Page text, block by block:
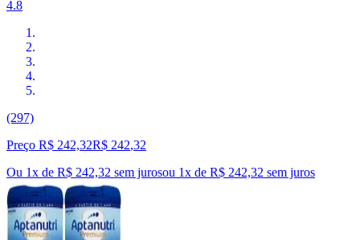
4.8
(297)
Preço R$ 242,32R$ 242,32
Ou 1x de R$ 242,32 sem jurosou 1x de R$ 242,32 sem juros